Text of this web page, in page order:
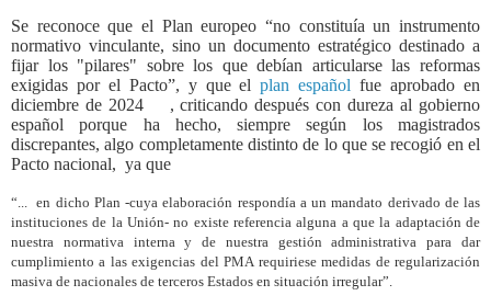
Se reconoce que el Plan europeo “no constituía un instrumento
normativo vinculante, sino un documento estratégico destinado a
fijar los "pilares" sobre los que debían articularse las reformas
exigidas por el Pacto”, y que elplan español fue aprobado en
diciembre de 2024
, criticando después con dureza al gobierno
español porque ha hecho, siempre según los magistrados
discrepantes, algo completamente distinto de lo que se recogió en el
Pacto nacional, ya que
“... en dicho Plan -cuya elaboración respondía a un mandato derivado de las
instituciones de la Unión- no existe referencia alguna a que la adaptación de
nuestra normativa interna y de nuestra gestión administrativa para dar
cumplimiento a las exigencias del PMA requiriese medidas de regularización
masiva de nacionales de terceros Estados en situación irregular”.